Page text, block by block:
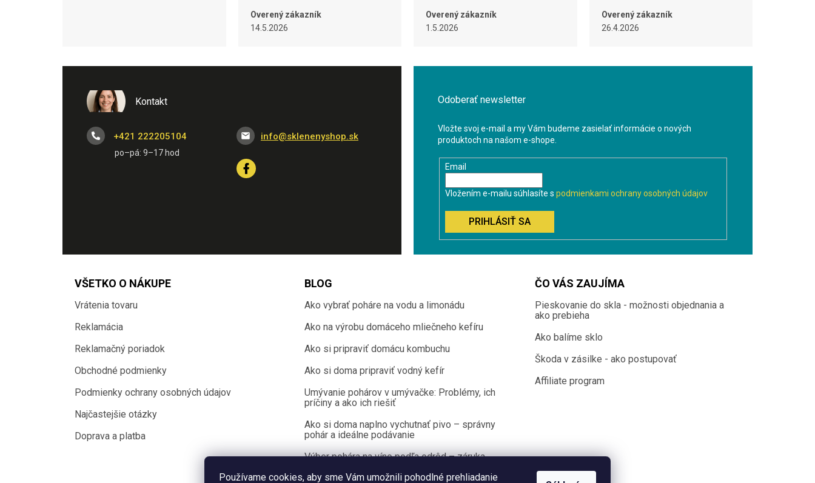
Používame cookies, aby sme Vám umožnili pohodlné prehliadanie
Overený zákazník
14.5.2026
Overený zákazník
1.5.2026
Overený zákazník
26.4.2026
Kontakt
info@sklenenyshop.sk
+421 222205104
Odoberať newsletter
Vložte svoj e-mail a my Vám budeme zasielať informácie o nových
produktoch na našom e-shope.
Email
Vložením e-mailu súhlasíte s podmienkami ochrany osobných údajov
PRIHLÁSIŤ SA
VŠETKO O NÁKUPE
Vrátenia tovaru
Reklamácia
Reklamačný poriadok
Obchodné podmienky
Podmienky ochrany osobných údajov
Najčastejšie otázky
Doprava a platba
BLOG
Ako vybrať poháre na vodu a limonádu
Ako na výrobu domáceho mliečneho kefíru
Ako si pripraviť domácu kombuchu
Ako si doma pripraviť vodný kefír
Umývanie pohárov v umývačke: Problémy, ich
príčiny a ako ich riešiť
Ako si doma naplno vychutnať pivo – správny
pohár a ideálne podávanie
Výber pohára na víno podľa odrôd – záruka
ČO VÁS ZAUJÍMA
Pieskovanie do skla - možnosti objednania a
ako prebieha
Ako balíme sklo
Škoda v zásilke - ako postupovať
Affiliate program